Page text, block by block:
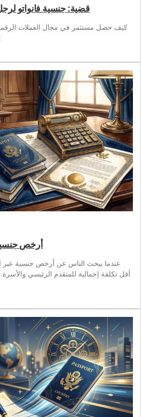
قضية: جنسية فانواتو
كيف حصل مستثمر في مجال العملات
أرخص
عندما يبحث الناس عن أرخص جنسية عبر
أقل تكلفة إجمالية للمتقدم الرئيسي